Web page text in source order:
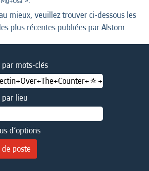
mieux, veuillez trouver ci-dessous les
plus récentes publiées par Alstom.
par mots-clés
par lieu
d’options